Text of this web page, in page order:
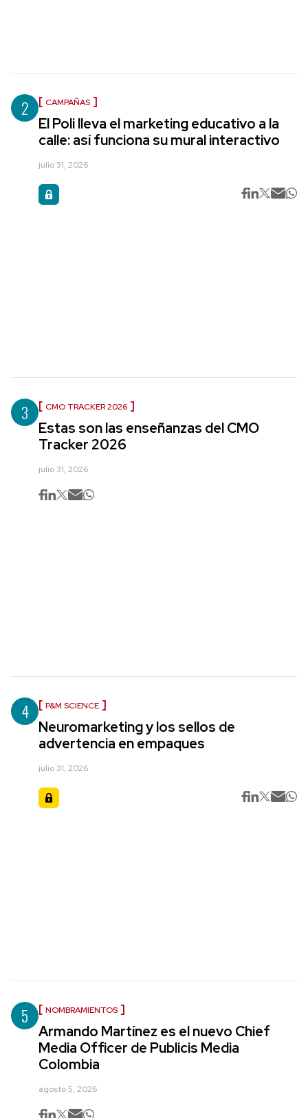
2 CAMPAÑAS
El Poli lleva el marketing educativo a la
calle: así funciona su mural interactivo
julio 31, 2026
3 CMO TRACKER 2026
Estas son las enseñanzas del CMO
Tracker 2026
julio 31, 2026
4 P&M SCIENCE
Neuromarketing y los sellos de
advertencia en empaques
julio 31, 2026
5 NOMBRAMIENTOS
Armando Martínez es el nuevo Chief
Media Officer de Publicis Media
Colombia
agosto 5, 2026